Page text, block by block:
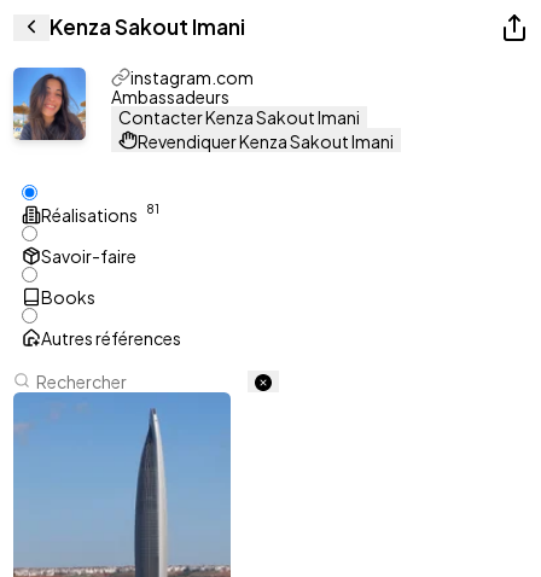
Kenza Sakout Imani
instagram.com
Ambassadeurs
Contacter Kenza Sakout Imani
Revendiquer Kenza Sakout Imani
Réalisations 81
Savoir-faire
Books
Autres références